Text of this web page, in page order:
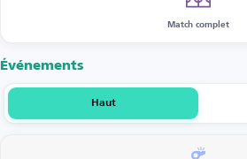
Match complet
Événements
Haut